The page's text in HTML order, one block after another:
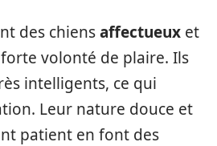
des chiensaffectueux et
volonté de plaire. Ils
intelligents, ce qui
Leur nature douce et
patient en font des